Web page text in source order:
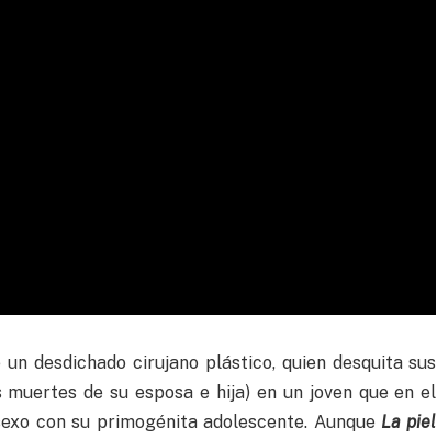
desdichado cirujano plástico, quien desquita sus
de su esposa e hija) en un joven que en el
con su primogénita adolescente. Aunque La piel